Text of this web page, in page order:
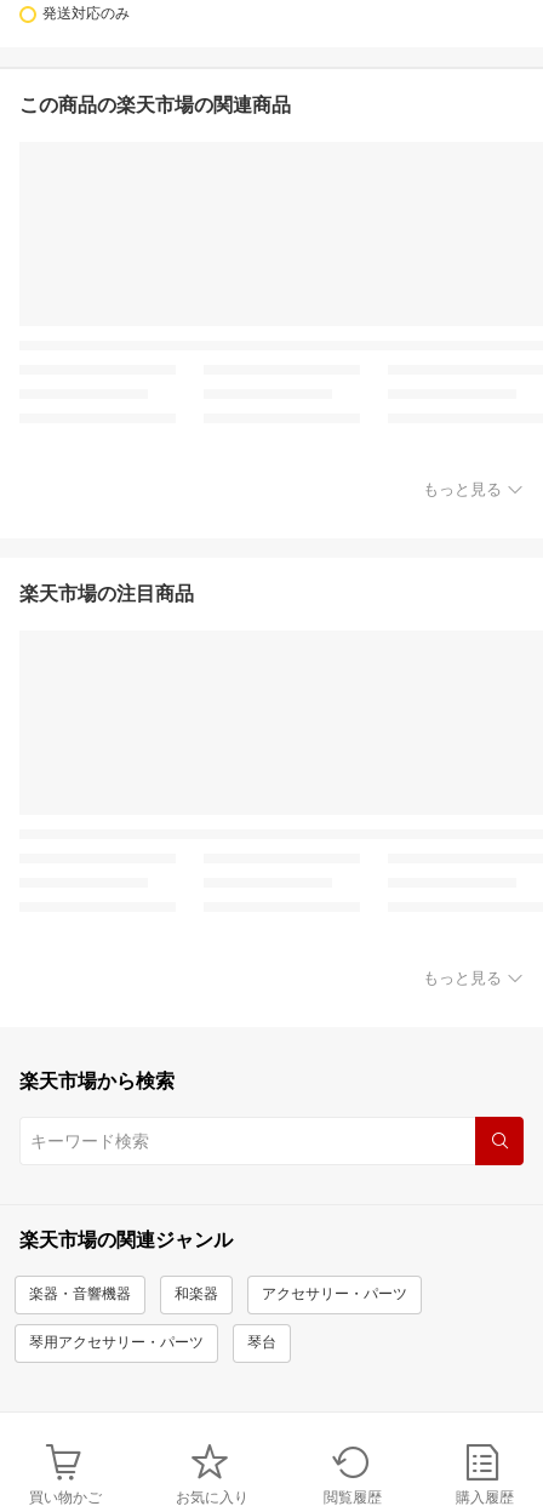
発送対応のみ
この商品の楽天市場の関連商品
もっと見る
楽天市場の注目商品
もっと見る
楽天市場から検索
楽天市場の関連ジャンル
楽器・音響機器 和楽器 アクセサリー・パーツ
琴用アクセサリー・パーツ 琴台
買い物かご お気に入り 閲覧履歴 購入履歴